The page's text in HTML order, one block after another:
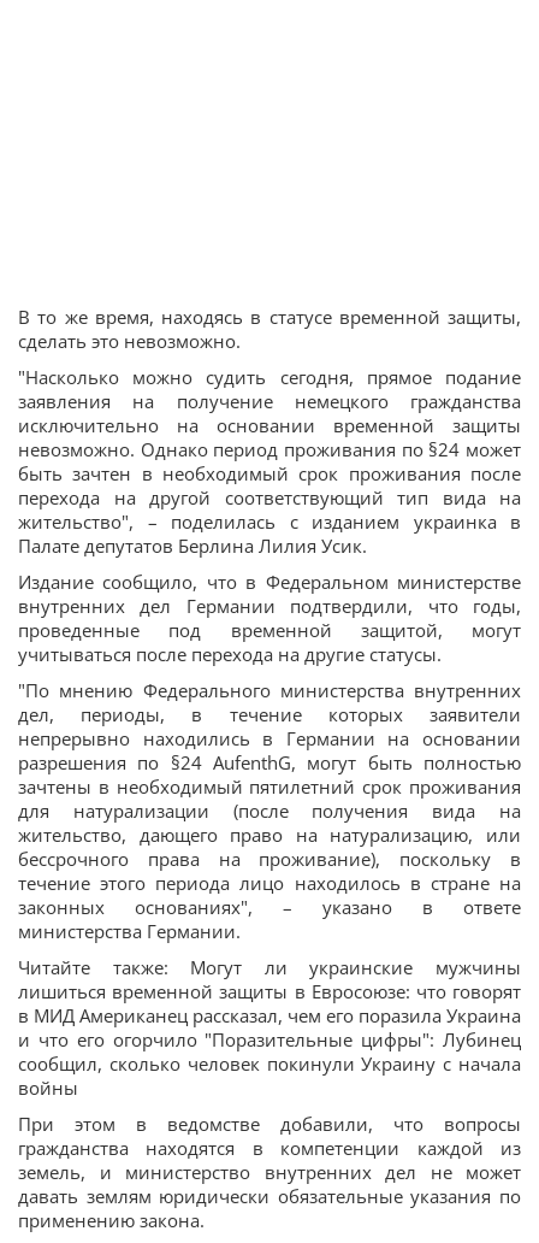
В то же время, находясь в статусе временной защиты,
сделать это невозможно.
"Насколько можно судить сегодня, прямое подание
заявления на получение немецкого гражданства
исключительно на основании временной защиты
невозможно. Однако период проживания по §24 может
быть зачтен в необходимый срок проживания после
перехода на другой соответствующий тип вида на
жительство", – поделилась с изданием украинка в
Палате депутатов Берлина Лилия Усик.
Издание сообщило, что в Федеральном министерстве
внутренних дел Германии подтвердили, что годы,
проведенные под временной защитой, могут
учитываться после перехода на другие статусы.
"По мнению Федерального министерства внутренних
дел, периоды, в течение которых заявители
непрерывно находились в Германии на основании
разрешения по §24 AufenthG, могут быть полностью
зачтены в необходимый пятилетний срок проживания
для натурализации (после получения вида на
жительство, дающего право на натурализацию, или
бессрочного права на проживание), поскольку в
течение этого периода лицо находилось в стране на
законных основаниях", – указано в ответе
министерства Германии.
Читайте также: Могут ли украинские мужчины
лишиться временной защиты в Евросоюзе: что говорят
в МИД Американец рассказал, чем его поразила Украина
и что его огорчило "Поразительные цифры": Лубинец
сообщил, сколько человек покинули Украину с начала
войны
При этом в ведомстве добавили, что вопросы
гражданства находятся в компетенции каждой из
земель, и министерство внутренних дел не может
давать землям юридически обязательные указания по
применению закона.